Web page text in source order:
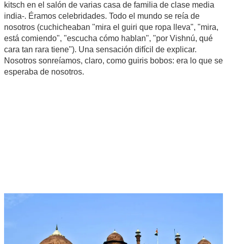
kitsch en el salón de varias casa de familia de clase media
india-. Éramos celebridades. Todo el mundo se reía de
nosotros (cuchicheaban "mira el guiri que ropa lleva", "mira,
está comiendo", "escucha cómo hablan", "por Vishnú, qué
cara tan rara tiene"). Una sensación difícil de explicar.
Nosotros sonreíamos, claro, como guiris bobos: era lo que se
esperaba de nosotros.